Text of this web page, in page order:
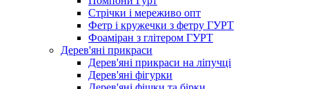
Стрічки і мереживо опт
Фетр і кружечки з фетру ГУРТ
Фоаміран з глітером ГУРТ
Дерев'яні прикраси
Дерев'яні прикраси на ліпучці
Дерев'яні фігурки